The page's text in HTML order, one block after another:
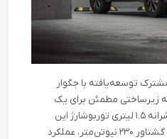
توسعه‌یافته با جگوار
زیرساختی مطمئن برای یک
رانندگی روان فراهم می‌کند. پیشرانه ۱.۵ لیتری توربوشارژ این
خودرو با قدرت ۱۵۶ اسب بخار و گشتاور ۲۳۰ نیوتن‌متر، عملکرد